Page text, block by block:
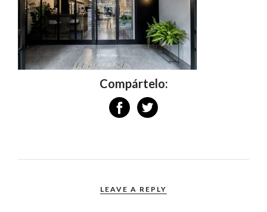
Compártelo:
LEAVE A REPLY